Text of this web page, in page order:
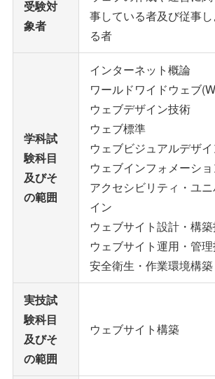
受験対
象者
事している者及び従事
る者
学科試
験科目
及びそ
の範囲
インターネット概論
ワールドワイドウェブ
ウェブデザイン技術
ウェブ標準
ウェブビジュアルデザ
ウェブインフォメーシ
アクセシビリティ・ユ
イン
ウェブサイト設計・構
ウェブサイト運用・管
安全衛生・作業環境構築
実技試
験科目
及びそ
の範囲
ウェブサイト構築